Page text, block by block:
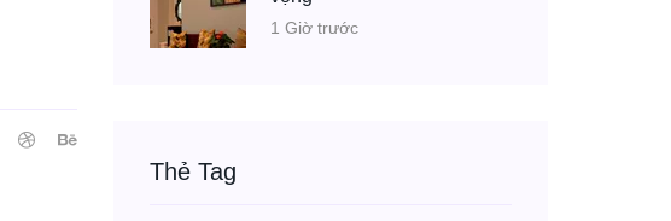
1 Giờ trước
Thẻ Tag